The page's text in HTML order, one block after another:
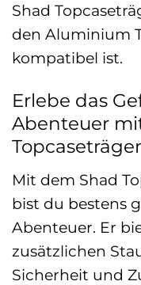
Shad
den Aluminium
kompatibel ist.
Erlebe das
Abenteuer
Topcaseträger
Mit dem Shad
bist du bestens
Abenteuer. Er
zusätzlichen
Sicherheit und